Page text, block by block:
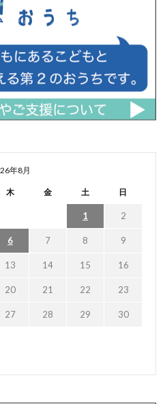
年8月
木 金 土 日
1 2
6 7 8 9
13 14 15 16
20 21 22 23
27 28 29 30